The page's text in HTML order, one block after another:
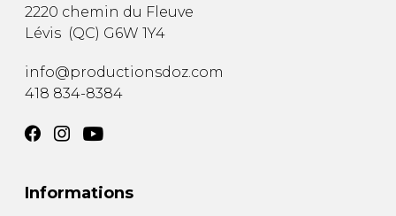
2220 chemin du Fleuve
Lévis (QC) G6W 1Y4
info@productionsdoz.com
418 834-8384
Informations